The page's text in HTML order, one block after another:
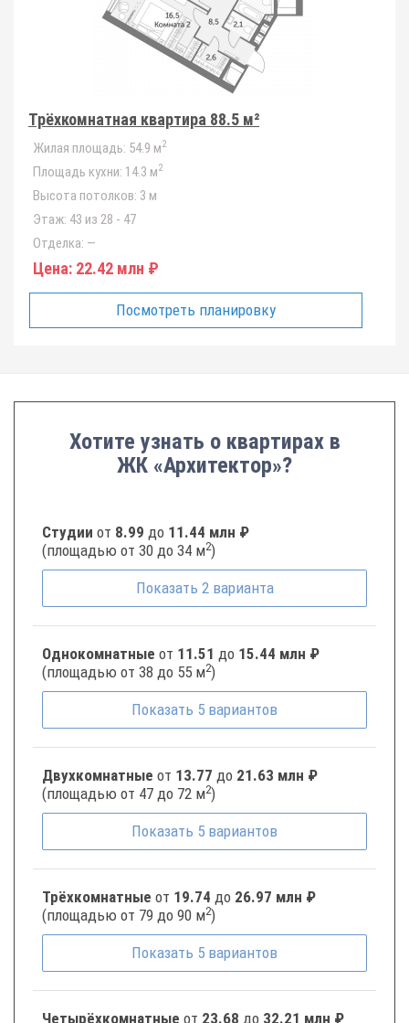
Трёхкомнатная квартира 88.5 м²
Жилая площадь: 54.9 м2
Площадь кухни: 14.3 м2
Высота потолков: 3 м
Этаж: 43 из 28 - 47
Отделка: —
Цена: 22.42 млн ₽
Посмотреть планировку
Хотите узнать о квартирах в
ЖК «Архитектор»?
Студии от 8.99 до 11.44 млн ₽
(площадью от 30 до 34 м2)
Показать 2 варианта
Однокомнатные от 11.51 до 15.44 млн ₽
(площадью от 38 до 55 м2)
Показать 5 вариантов
Двухкомнатные от 13.77 до 21.63 млн ₽
(площадью от 47 до 72 м2)
Показать 5 вариантов
Трёхкомнатные от 19.74 до 26.97 млн ₽
(площадью от 79 до 90 м2)
Показать 5 вариантов
Четырёхкомнатные от 23.68 до 32.21 млн ₽